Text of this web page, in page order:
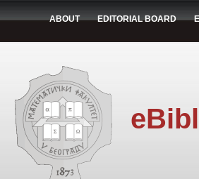
ABOUT EDITORIAL BOARD